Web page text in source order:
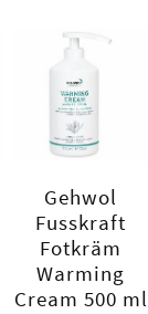
Gehwol
Fusskraft
Fotkräm
Warming
Cream 500 ml